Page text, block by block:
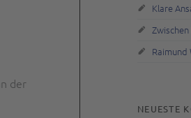
der
Klare
Raimund
NEUESTE